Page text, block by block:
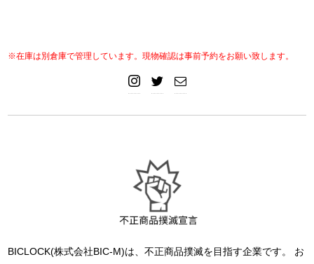
※在庫は別倉庫で管理しています。現物確認は事前予約をお願い致します。
BICLOCK(株式会社BIC-M)は、不正商品撲滅を目指す企業です。 お